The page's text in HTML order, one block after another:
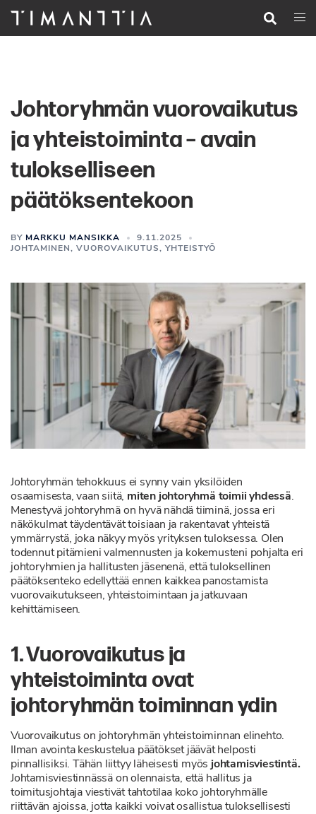
pääsisältöön
Search
Johtoryhmän vuorovaikutus
ja yhteistoiminta – avain
tulokselliseen
päätöksentekoon
BY MARKKU MANSIKKA
9.11.2025
JOHTAMINEN , VUOROVAIKUTUS, YHTEISTYÖ
Johtoryhmän tehokkuus ei synny vain yksilöiden
osaamisesta, vaan siitä, miten johtoryhmä toimii yhdessä.
Menestyvä johtoryhmä on hyvä nähdä tiiminä, jossa eri
näkökulmat täydentävät toisiaan ja rakentavat yhteistä
ymmärrystä, joka näkyy myös yrityksen tuloksessa. Olen
todennut pitämieni valmennusten ja kokemusteni pohjalta eri
johtoryhmien ja hallitusten jäsenenä, että tuloksellinen
päätöksenteko edellyttää ennen kaikkea panostamista
vuorovaikutukseen, yhteistoimintaan ja jatkuvaan
kehittämiseen.
1. Vuorovaikutus ja
yhteistoiminta ovat
johtoryhmän toiminnan ydin
Vuorovaikutus on johtoryhmän yhteistoiminnan elinehto.
Ilman avointa keskustelua päätökset jäävät helposti
pinnallisiksi. Tähän liittyy läheisesti myös johtamisviestintä.
Johtamisviestinnässä on olennaista, että hallitus ja
toimitusjohtaja viestivät tahtotilaa koko johtoryhmälle
riittävän ajoissa, jotta kaikki voivat osallistua tuloksellisesti